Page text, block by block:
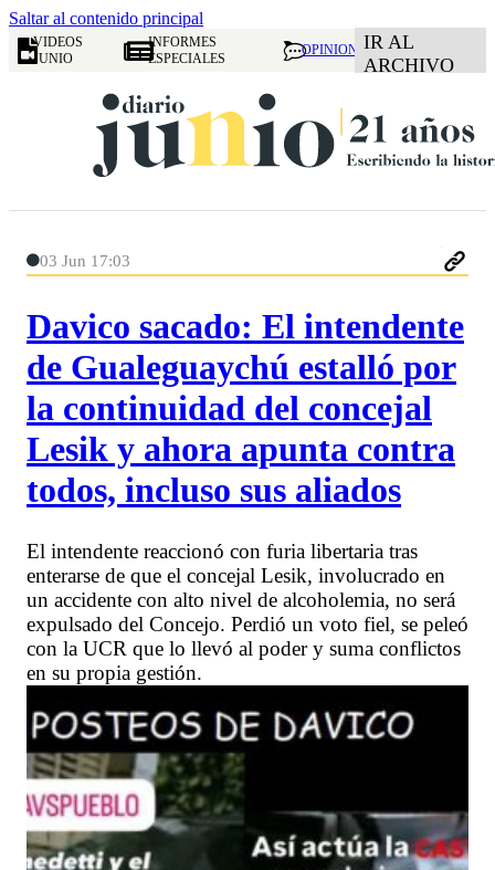
Saltar al contenido principal
VIDEOS
JUNIO
INFORMES
ESPECIALES
OPINION IR AL
ARCHIVO
03 Jun 17:03
Davico sacado: El intendente
de Gualeguaychú estalló por
la continuidad del concejal
Lesik y ahora apunta contra
todos, incluso sus aliados
El intendente reaccionó con furia libertaria tras
enterarse de que el concejal Lesik, involucrado en
un accidente con alto nivel de alcoholemia, no será
expulsado del Concejo. Perdió un voto fiel, se peleó
con la UCR que lo llevó al poder y suma conflictos
en su propia gestión.